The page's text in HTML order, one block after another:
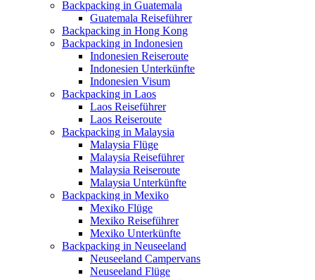
Backpacking in Guatemala
Guatemala Reiseführer
Backpacking in Hong Kong
Backpacking in Indonesien
Indonesien Reiseroute
Indonesien Unterkünfte
Indonesien Visum
Backpacking in Laos
Laos Reiseführer
Laos Reiseroute
Backpacking in Malaysia
Malaysia Flüge
Malaysia Reiseführer
Malaysia Reiseroute
Malaysia Unterkünfte
Backpacking in Mexiko
Mexiko Flüge
Mexiko Reiseführer
Mexiko Unterkünfte
Backpacking in Neuseeland
Neuseeland Campervans
Neuseeland Flüge